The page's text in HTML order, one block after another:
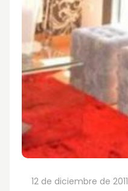
12 de diciembre de 2011